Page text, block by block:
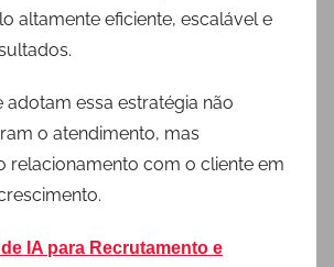
altamente eficiente, escalável e
adotam essa estratégia não
o atendimento, mas
relacionamento com o cliente em
IA para Recrutamento e